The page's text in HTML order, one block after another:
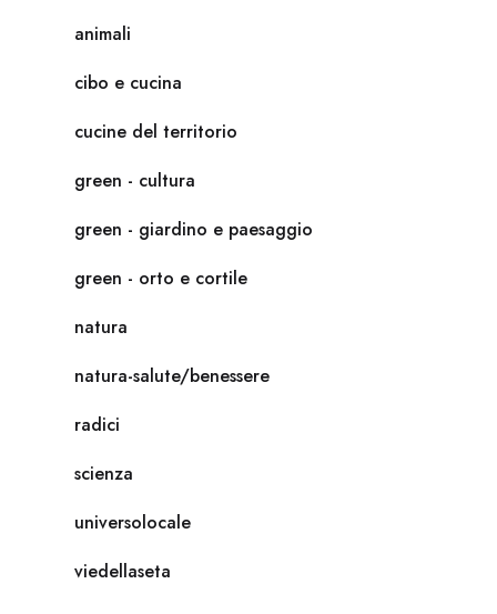
animali
cibo e cucina
cucine del territorio
green - cultura
green - giardino e paesaggio
green - orto e cortile
natura
natura-salute/benessere
radici
scienza
universolocale
viedellaseta